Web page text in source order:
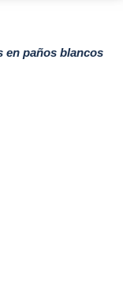
en paños blancos